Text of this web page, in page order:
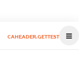
CAHEADER.GETTEST